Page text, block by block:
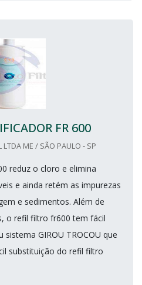
FR 600
LTDA ME / SÃO PAULO - SP
reduz o cloro e elimina
e ainda retém as impurezas
e sedimentos. Além de
o refil filtro fr600 tem fácil
GIROU TROCOU que
substituição do refil filtro